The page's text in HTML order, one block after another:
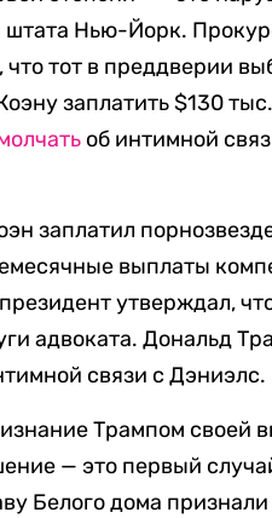
штата Нью-Йорк.
что тот в преддверии
заплатить $130
об интимной
заплатил
выплаты
утверждал,
адвоката. Дональд
связи с Дэниэлс.
Трампом своей
— это первый
Белого дома